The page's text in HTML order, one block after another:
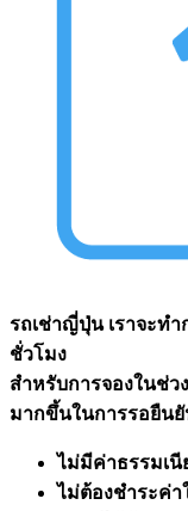
รถเช่าญี่ปุ่น เราจะท
ชั่วโมง
สำหรับการจองในช่ว
มากขึ้นในการรอยืนยั
ไม่มีค่าธรรมเนี
ไม่ต้องชำระค่า